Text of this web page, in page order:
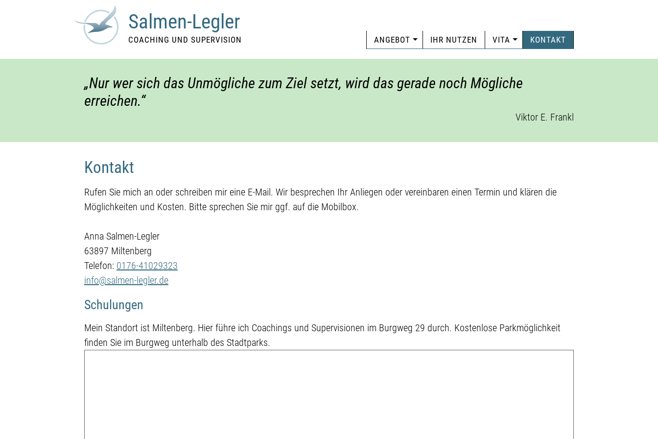
Salmen-Legler
COACHING UND SUPERVISION ANGEBOT IHR NUTZEN VITA KONTAKT
Nur wer sich das Unmögliche zum Ziel setzt, wird das gerade noch Mögliche
erreichen.
Viktor E. Frankl
Kontakt
Rufen Sie mich an oder schreiben mir eine E-Mail. Wir besprechen Ihr Anliegen oder vereinbaren einen Termin und klären die
Möglichkeiten und Kosten. Bitte sprechen Sie mir ggf. auf die Mobilbox.
Anna Salmen-Legler
63897 Miltenberg
Telefon: 0176-41029323
info@salmen-legler.de
Schulungen
Mein Standort ist Miltenberg. Hier führe ich Coachings und Supervisionen im Burgweg 29 durch. Kostenlose Parkmöglichkeit
finden Sie im Burgweg unterhalb des Stadtparks.